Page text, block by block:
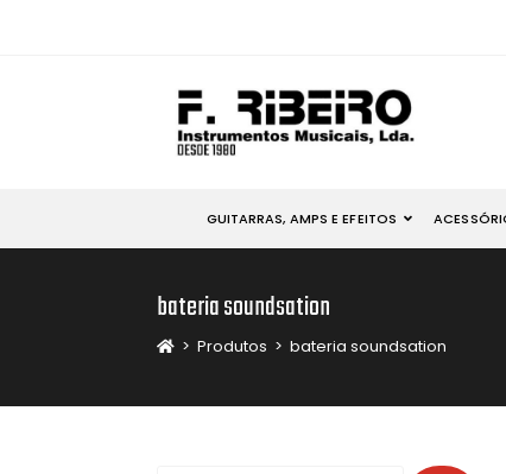
GUITARRAS, AMPS E EFEITOS
bateria soundsation
> Produtos > bateria soundsation